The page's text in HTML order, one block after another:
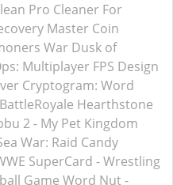
Pro Cleaner For
Master Coin
War Dusk of
Multiplayer FPS Design
Cryptogram: Word
Hearthstone
2 - My Pet Kingdom
War: Raid Candy
SuperCard - Wrestling
Game Word Nut -